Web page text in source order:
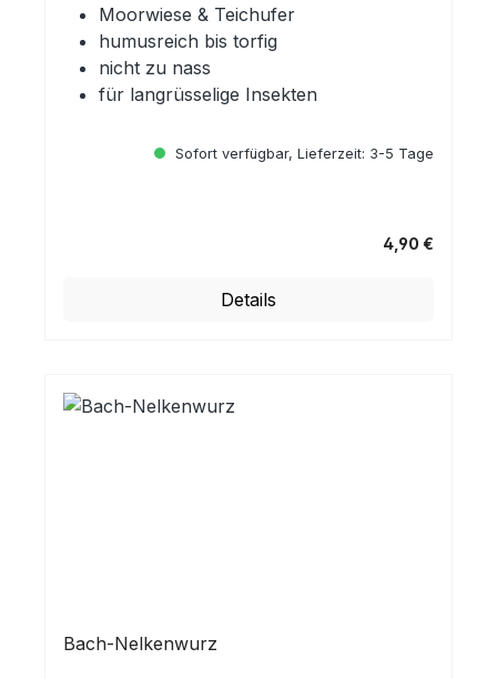
Moorwiese & Teichufer
humusreich bis torfig
nicht zu nass
für langrüsselige Insekten
Sofort verfügbar, Lieferzeit: 3-5 Tage
4,90 €
Details
Bach-Nelkenwurz